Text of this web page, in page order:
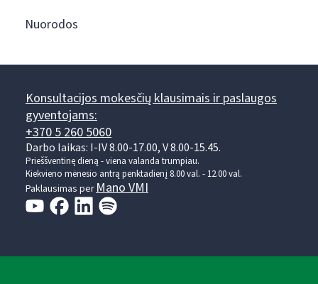
Nuorodos
Konsultacijos mokesčių klausimais ir paslaugos
gyventojams:
+370 5 260 5060
Darbo laikas: I-IV 8.00-17.00, V 8.00-15.45.
Prieššventinę dieną - viena valanda trumpiau.
Kiekvieno mėnesio antrą penktadienį 8.00 val. - 12.00 val.
Paklausimas perMano VMI